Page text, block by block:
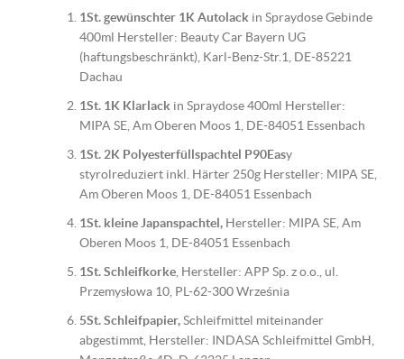
1St. gewünschter 1K Autolack in Spraydose Gebinde
400ml Hersteller: Beauty Car Bayern UG
(haftungsbeschränkt), Karl-Benz-Str.1, DE-85221
Dachau
1St. 1K Klarlack in Spraydose 400ml Hersteller:
MIPA SE, Am Oberen Moos 1, DE-84051 Essenbach
1St. 2K Polyesterfüllspachtel P90Easy
styrolreduziert inkl. Härter 250g Hersteller: MIPA SE,
Am Oberen Moos 1, DE-84051 Essenbach
1St. kleine Japanspachtel, Hersteller: MIPA SE, Am
Oberen Moos 1, DE-84051 Essenbach
1St. Schleifkorke , Hersteller: APP Sp. z o.o., ul.
Przemysłowa 10, PL-62-300 Września
5St. Schleifpapier,Schleifmittel miteinander
abgestimmt, Hersteller: INDASA Schleifmittel GmbH,